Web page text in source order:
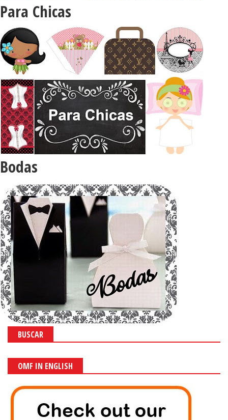
Para Chicas
Bodas
BUSCAR
OMF IN ENGLISH